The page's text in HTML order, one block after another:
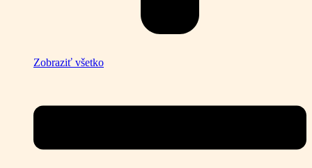
Zobraziť všetko